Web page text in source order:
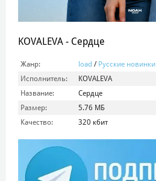
KOVALEVA - Сердце
Жанр: load / Русские новинки
Исполнитель:
KOVALEVA
Название:
Сердце
Размер:
5.76 МБ
Качество:
320 кбит